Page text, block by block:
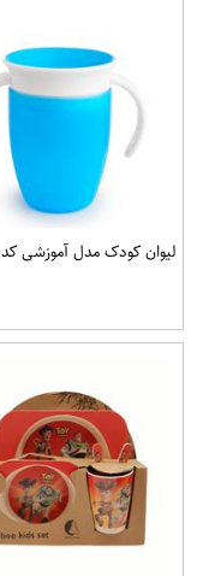
لیوان کودک مدل آموزشی کد 360